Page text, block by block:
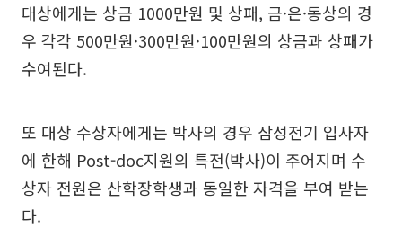
대상에게는 상금 1000만원 및 상패, 금·은·동상의 경
우 각각 500만원·300만원·100만원의 상금과 상패가
수여된다.
또 대상 수상자에게는 박사의 경우 삼성전기 입사자
에 한해 Post-doc지원의 특전(박사)이 주어지며 수
상자 전원은 산학장학생과 동일한 자격을 부여 받는
다.